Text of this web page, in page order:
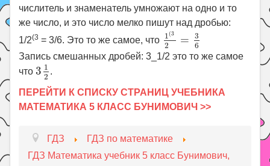
числитель и знаменатель умножают на одно и то
же число, и это число мелко пишут над дробью:
1/2(3 = 3/6. Это то же самое, что 1(3
2 =
3
6
1(3 =36
Запись смешанных дробей: 3_1/2 это то же самое
что 3 1
2
312
.
ПЕРЕЙТИ К СПИСКУ СТРАНИЦ УЧЕБНИКА
МАТЕМАТИКА 5 КЛАСС БУНИМОВИЧ >>
ГДЗ
ГДЗ по математике
ГДЗ Математика учебник 5 класс Бунимович,